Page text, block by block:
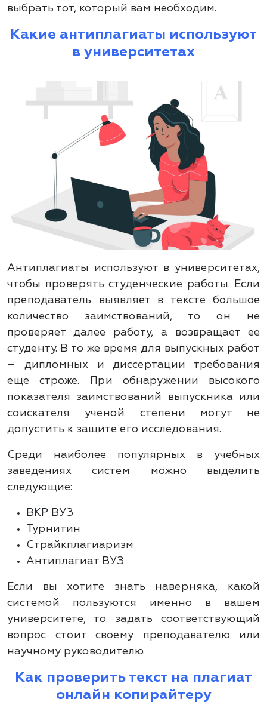
выбрать тот, который вам необходим.
Какие антиплагиаты используют
в университетах
Антиплагиаты используют в университетах,
чтобы проверять студенческие работы. Если
преподаватель выявляет в тексте большое
количество заимствований, то он не
проверяет далее работу, а возвращает ее
студенту. В то же время для выпускных работ
– дипломных и диссертации требования
еще строже. При обнаружении высокого
показателя заимствований выпускника или
соискателя ученой степени могут не
допустить к защите его исследования.
Среди наиболее популярных в учебных
заведениях систем можно выделить
следующие:
ВКР ВУЗ
Турнитин
Страйкплагиаризм
Антиплагиат ВУЗ
Если вы хотите знать наверняка, какой
системой пользуются именно в вашем
университете, то задать соответствующий
вопрос стоит своему преподавателю или
научному руководителю.
Как проверить текст на плагиат
онлайн копирайтеру